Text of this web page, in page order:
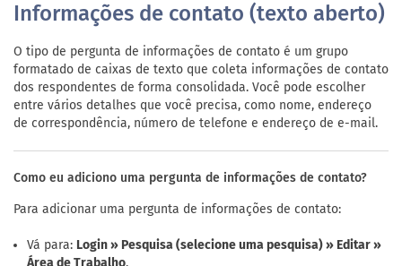
Informações de contato (texto aberto)
O tipo de pergunta de informações de contato é um grupo
formatado de caixas de texto que coleta informações de contato
dos respondentes de forma consolidada. Você pode escolher
entre vários detalhes que você precisa, como nome, endereço
de correspondência, número de telefone e endereço de e-mail.
Como eu adiciono uma pergunta de informações de contato?
Para adicionar uma pergunta de informações de contato:
Vá para: Login » Pesquisa (selecione uma pesquisa) » Editar »
Área de Trabalho.